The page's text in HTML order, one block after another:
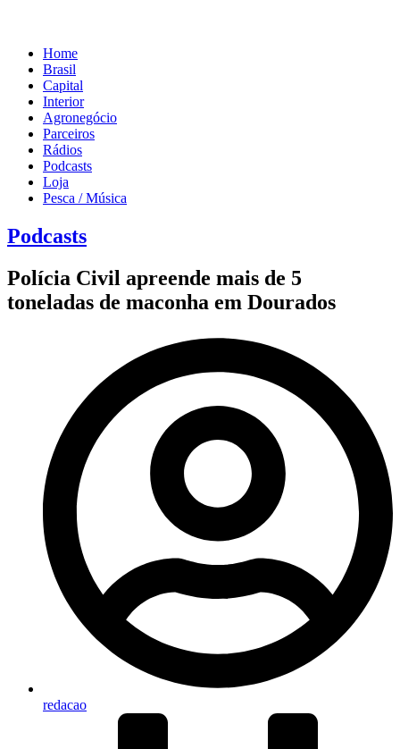
Home
Brasil
Capital
Interior
Agronegócio
Parceiros
Rádios
Podcasts
Loja
Pesca / Música
Podcasts
Polícia Civil apreende mais de 5
toneladas de maconha em Dourados
redacao